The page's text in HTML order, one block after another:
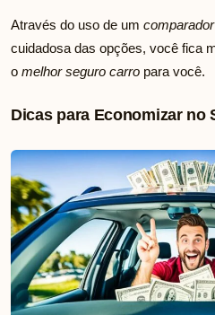
Através do uso de um
cuidadosa das opções, você fica
o melhor seguro carro para você.
Dicas para Economizar no